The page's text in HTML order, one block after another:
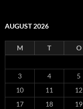
AUGUST 2026
M T O
3
4 5
10
11 12
17
18 19